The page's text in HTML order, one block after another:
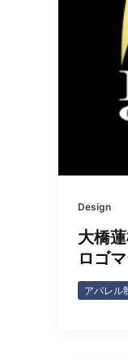
Design
大橋
ロゴ
アパレル